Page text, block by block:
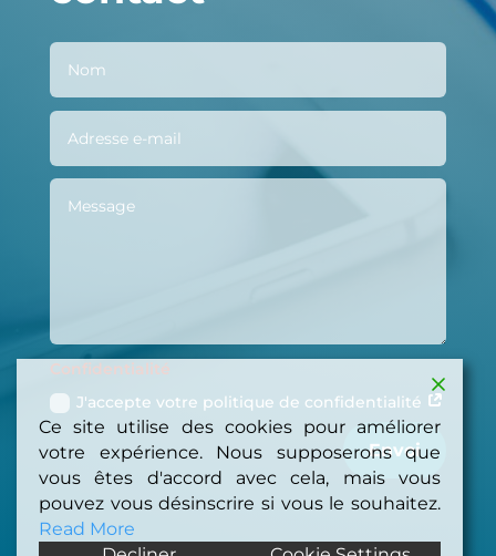
Confidentialité
J'accepte votre politique de confidentialité
Envoi
Ce site utilise des cookies pour améliorer
votre expérience. Nous supposerons que
vous êtes d'accord avec cela, mais vous
pouvez vous désinscrire si vous le souhaitez.
Read More